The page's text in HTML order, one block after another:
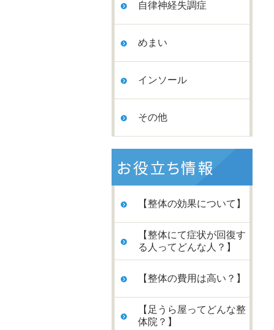
自律神経失調症
めまい
インソール
その他
【整体の効果について】
【整体にて症状が回復す
る人ってどんな人？】
【整体の費用は高い？】
【足うら屋ってどんな整
体院？】